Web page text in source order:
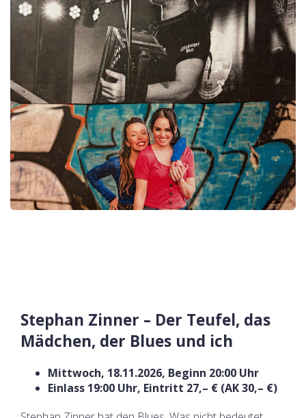
Stephan Zinner – Der Teufel, das
Mädchen, der Blues und ich
Mittwoch, 18.11.2026, Beginn 20:00 Uhr
Einlass 19:00 Uhr, Eintritt 27,– € (AK 30,– €)